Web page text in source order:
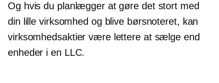
Og hvis du planlægger at gøre det stort med
din lille virksomhed og blive børsnoteret, kan
virksomhedsaktier være lettere at sælge end
enheder i en LLC.